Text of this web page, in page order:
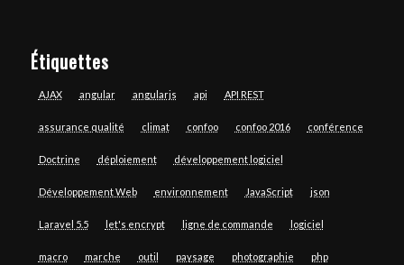
Étiquettes
AJAX angular angularjs api API REST
assurance qualité climat confoo confoo 2016 conférence
Doctrine déploiement développement logiciel
Développement Web environnement JavaScript json
Laravel 5.5 let's encrypt ligne de commande logiciel
macro marche outil paysage photographie php